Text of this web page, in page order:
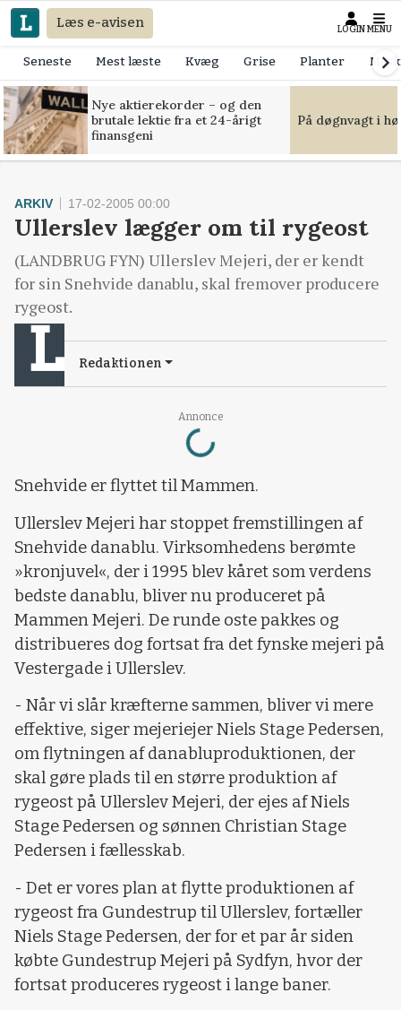
Læs e-avisen LOGIN MENU
Seneste Mest læste Kvæg Grise Planter
Nye aktierekorder – og den
brutale lektie fra et 24-årigt
finansgeni
På døgnvagt i
Annonce
Loading...
ARKIV 17-02-2005 00:00
Ullerslev lægger om til rygeost
(LANDBRUG FYN) Ullerslev Mejeri, der er kendt
for sin Snehvide danablu, skal fremover producere
rygeost.
Redaktionen
Snehvide er flyttet til Mammen.
Ullerslev Mejeri har stoppet fremstillingen af
Snehvide danablu. Virksomhedens berømte
»kronjuvel«, der i 1995 blev kåret som verdens
bedste danablu, bliver nu produceret på
Mammen Mejeri. De runde oste pakkes og
distribueres dog fortsat fra det fynske mejeri på
Vestergade i Ullerslev.
- Når vi slår kræfterne sammen, bliver vi mere
effektive, siger mejeriejer Niels Stage Pedersen,
om flytningen af danabluproduktionen, der
skal gøre plads til en større produktion af
rygeost på Ullerslev Mejeri, der ejes af Niels
Stage Pedersen og sønnen Christian Stage
Pedersen i fællesskab.
- Det er vores plan at flytte produktionen af
rygeost fra Gundestrup til Ullerslev, fortæller
Niels Stage Pedersen, der for et par år siden
købte Gundestrup Mejeri på Sydfyn, hvor der
fortsat produceres rygeost i lange baner.